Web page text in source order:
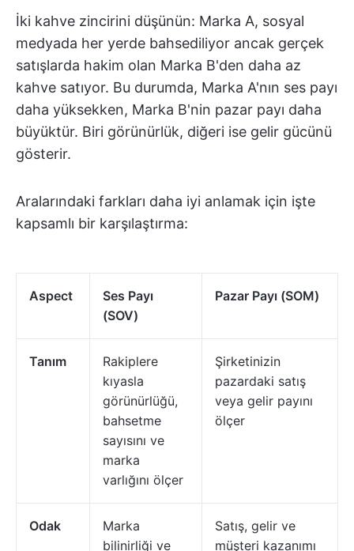
İki kahve zincirini düşünün: Marka A, sosyal
medyada her yerde bahsediliyor ancak gerçek
satışlarda hakim olan Marka B'den daha az
kahve satıyor. Bu durumda, Marka A'nın ses payı
daha yüksekken, Marka B'nin pazar payı daha
büyüktür. Biri görünürlük, diğeri ise gelir gücünü
gösterir.
Aralarındaki farkları daha iyi anlamak için işte
kapsamlı bir karşılaştırma:
Aspect
Ses Payı
(SOV)
Pazar Payı (SOM)
Tanım
Rakiplere
kıyasla
görünürlüğü,
bahsetme
sayısını ve
marka
varlığını ölçer
Şirketinizin
pazardaki satış
veya gelir payını
ölçer
Odak
Marka
bilinirliği ve
Satış, gelir ve
müşteri kazanımı